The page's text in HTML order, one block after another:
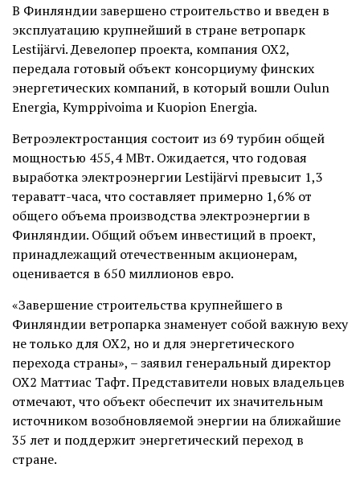
В Финляндии завершено строительство и введен в
эксплуатацию крупнейший в стране ветропарк
Lestijärvi. Девелопер проекта, компания OX2,
передала готовый объект консорциуму финских
энергетических компаний, в который вошли Oulun
Energia, Kymppivoima и Kuopion Energia.
Ветроэлектростанция состоит из 69 турбин общей
мощностью 455,4 МВт. Ожидается, что годовая
выработка электроэнергии Lestijärvi превысит 1,3
тераватт-часа, что составляет примерно 1,6% от
общего объема производства электроэнергии в
Финляндии. Общий объем инвестиций в проект,
принадлежащий отечественным акционерам,
оценивается в 650 миллионов евро.
«Завершение строительства крупнейшего в
Финляндии ветропарка знаменует собой важную веху
не только для OX2, но и для энергетического
перехода страны», – заявил генеральный директор
OX2 Маттиас Тафт. Представители новых владельцев
отмечают, что объект обеспечит их значительным
источником возобновляемой энергии на ближайшие
35 лет и поддержит энергетический переход в
стране.